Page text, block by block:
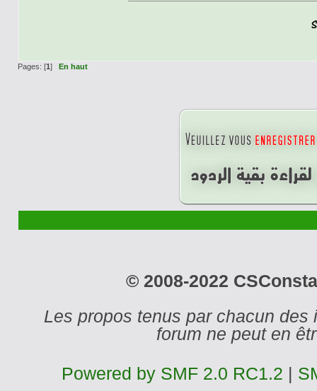
Pages: [1] En haut
© 2008-2022
Les propos tenus par chacun
forum ne peut en
Powered by SMF 2.0 RC1.2 |